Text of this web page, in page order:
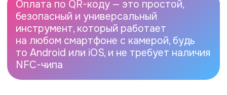
Этот метод удобен тем, что покупателю
не нужно носить с собой пластиковую
карту или вводить её данные на сайте,
рискуя их безопасностью.
Преимущества